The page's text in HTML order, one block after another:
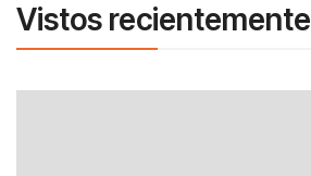
Vistos recientemente